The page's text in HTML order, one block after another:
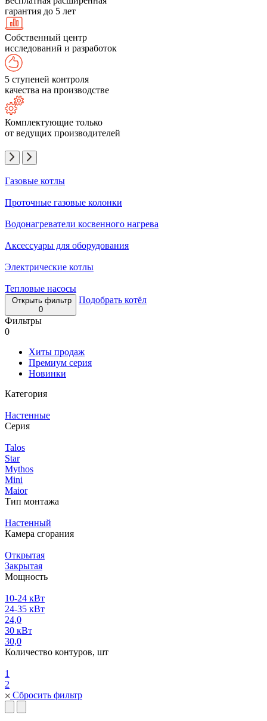
гарантия до 5 лет
Собственный центр
исследований и разработок
5 ступеней контроля
качества на производстве
Комплектующие только
от ведущих производителей
Газовые котлы
Проточные газовые колонки
Водонагреватели косвенного нагрева
Аксессуары для оборудования
Электрические котлы
Тепловые насосы
Открыть фильтр
0
Подобрать котёл
Фильтры
0
Хиты продаж
Премиум серия
Новинки
Категория
Настенные
Серия
Talos
Star
Mythos
Mini
Maior
Тип монтажа
Настенный
Камера сгорания
Открытая
Закрытая
Мощность
10-24 кВт
24-35 кВт
24,0
30 кВт
30,0
Количество контуров, шт
1
2
Сбросить фильтр